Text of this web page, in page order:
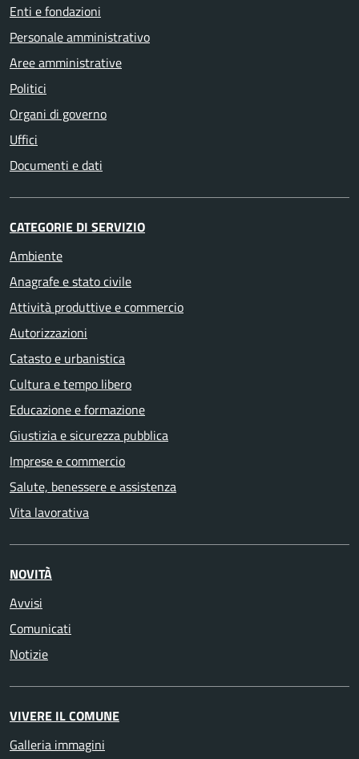
Enti e fondazioni
Personale amministrativo
Aree amministrative
Politici
Organi di governo
Uffici
Documenti e dati
CATEGORIE DI SERVIZIO
Ambiente
Anagrafe e stato civile
Attività produttive e commercio
Autorizzazioni
Catasto e urbanistica
Cultura e tempo libero
Educazione e formazione
Giustizia e sicurezza pubblica
Imprese e commercio
Salute, benessere e assistenza
Vita lavorativa
NOVITÀ
Avvisi
Comunicati
Notizie
VIVERE IL COMUNE
Galleria immagini